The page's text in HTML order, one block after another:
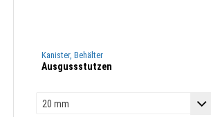
Kanister, Behälter
Ausgussstutzen